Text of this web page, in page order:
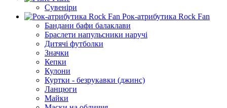
Сувеніри
Рок-атрибутика Rock Fan
Бандани бафи балаклави
Браслети напульсники наручі
Дитячі футболки
Значки
Кепки
Кулони
Куртки - безрукавки (джинс)
Ланцюги
Майки